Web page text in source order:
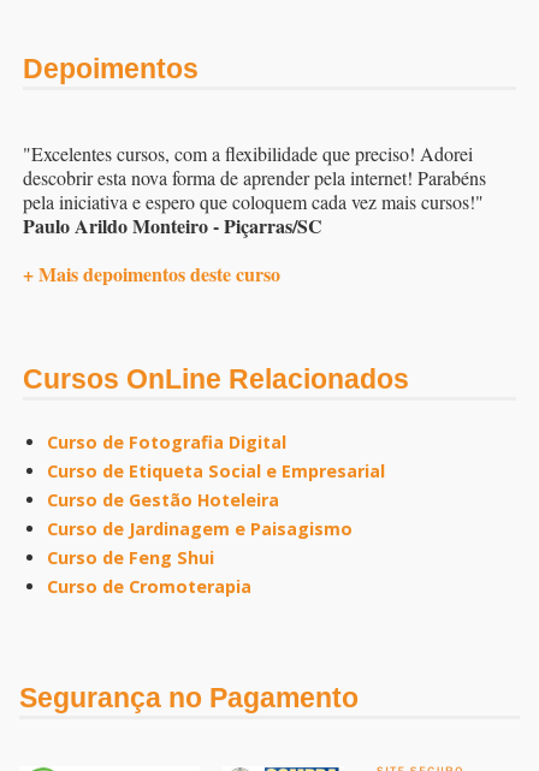
Depoimentos
"Excelentes cursos, com a flexibilidade que preciso! Adorei
descobrir esta nova forma de aprender pela internet! Parabéns
pela iniciativa e espero que coloquem cada vez mais cursos!"
Paulo Arildo Monteiro - Piçarras/SC
+ Mais depoimentos deste curso
Cursos OnLine Relacionados
Curso de Fotografia Digital
Curso de Etiqueta Social e Empresarial
Curso de Gestão Hoteleira
Curso de Jardinagem e Paisagismo
Curso de Feng Shui
Curso de Cromoterapia
Segurança no Pagamento